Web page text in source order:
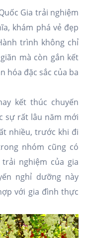
Gia trải nghiệm
khám phá vẻ đẹp
trình không chỉ
mà còn gắn kết
hóa đặc sắc của ba
kết thúc chuyến
sự rất lâu năm mới
nhiều, trước khi đi
nhóm cũng có
nghiệm của gia
nghỉ dưỡng này
với gia đình thực